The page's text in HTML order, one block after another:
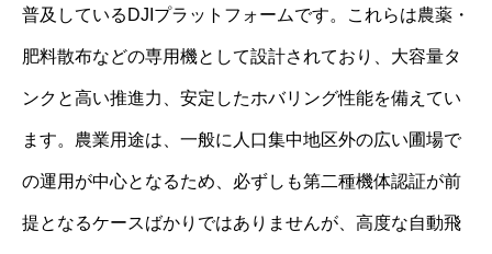
普及しているDJIプラットフォームです。これらは農薬・
肥料散布などの専用機として設計されており、大容量タ
ンクと高い推進力、安定したホバリング性能を備えてい
ます。農業用途は、一般に人口集中地区外の広い圃場で
の運用が中心となるため、必ずしも第二種機体認証が前
提となるケースばかりではありませんが、高度な自動飛